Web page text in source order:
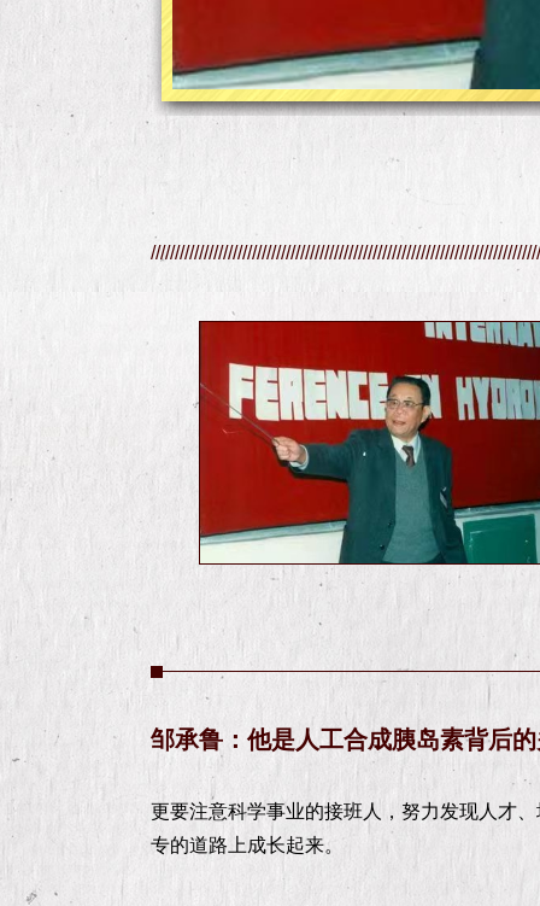
邹承鲁：他是人工合成胰岛素背后
更要注意科学事业的接班人，努力发现人才
专的道路上成长起来。